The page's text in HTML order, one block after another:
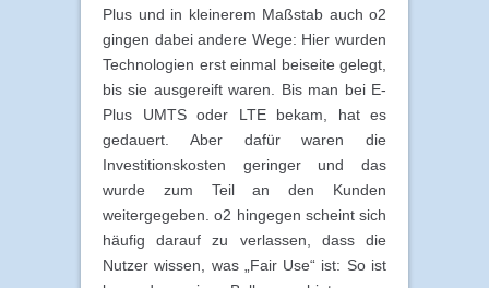
Plus und in kleinerem Maßstab auch o2
gingen dabei andere Wege: Hier wurden
Technologien erst einmal beiseite gelegt,
bis sie ausgereift waren. Bis man bei E-
Plus UMTS oder LTE bekam, hat es
gedauert. Aber dafür waren die
Investitionskosten geringer und das
wurde zum Teil an den Kunden
weitergegeben. o2 hingegen scheint sich
häufig darauf zu verlassen, dass die
Nutzer wissen, was „Fair Use“ ist: So ist